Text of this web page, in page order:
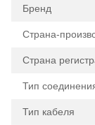
Бренд
Страна-
Страна
Тип
Тип кабеля